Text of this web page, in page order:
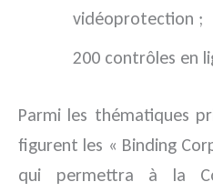
vidéoprotection ;
200 contrôles en
Parmi les thématiques
figurent les « Binding
qui permettra à la